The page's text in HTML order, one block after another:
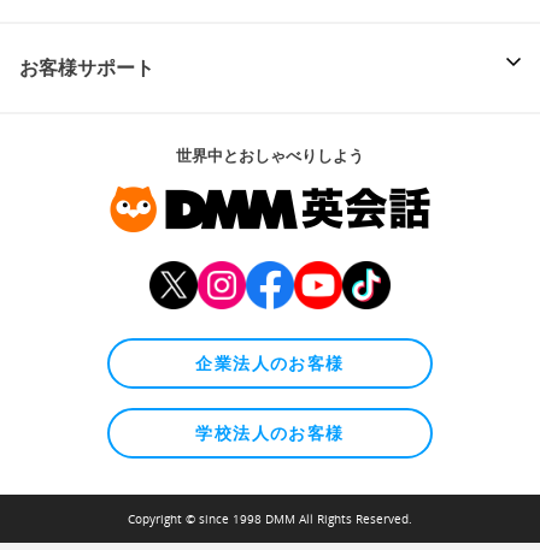
お客様サポート
世界中とおしゃべりしよう
企業法人のお客様
学校法人のお客様
Copyright © since 1998 DMM All Rights Reserved.